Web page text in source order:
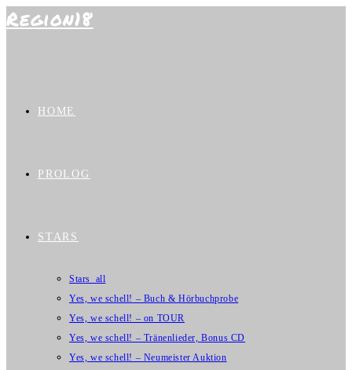
Zum
Region18
HOME
PROLOG
STARS
Stars_all
Yes, we schell! – Buch & Hörbuchprobe
Yes, we schell! – on TOUR
Yes, we schell! – Tränenlieder, Bonus CD
Yes, we schell! – Neumeister Auktion